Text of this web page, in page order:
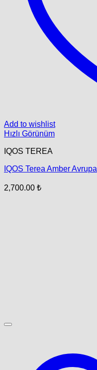
Add to wishlist
Hızlı Görünüm
IQOS TEREA
IQOS Terea Amber Avrupa
2,700.00 ₺